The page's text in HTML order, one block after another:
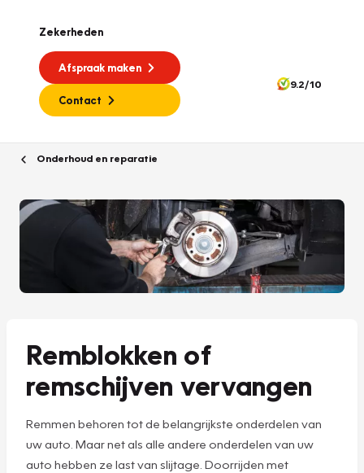
Zekerheden
Afspraak maken
Contact
9.2/10
Onderhoud en reparatie
Remblokken of
remschijven vervangen
Remmen behoren tot de belangrijkste onderdelen van
uw auto. Maar net als alle andere onderdelen van uw
auto hebben ze last van slijtage. Doorrijden met